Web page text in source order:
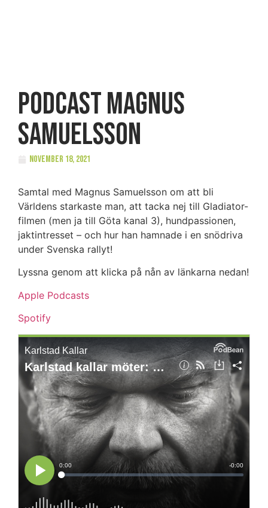
PODCAST Magnus
Samuelsson
november 18, 2021
Samtal med Magnus Samuelsson om att bli
Världens starkaste man, att tacka nej till Gladiator-
filmen (men ja till Göta kanal 3), hundpassionen,
jaktintresset – och hur han hamnade i en snödriva
under Svenska rallyt!
Lyssna genom att klicka på nån av länkarna nedan!
Apple Podcasts
Spotify